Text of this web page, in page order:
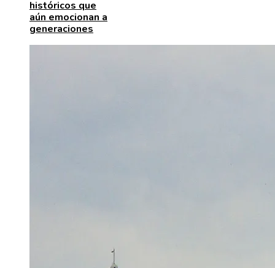
históricos que
aún emocionan a
generaciones